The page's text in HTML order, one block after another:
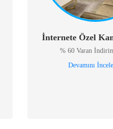
İnternete Özel
% 60 Varan
Devamını İncele